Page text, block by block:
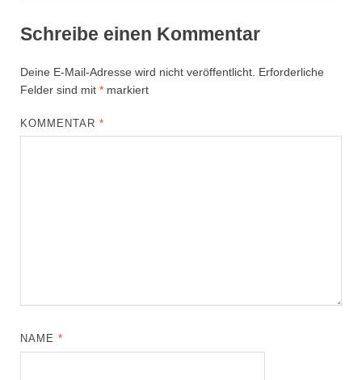
Schreibe einen Kommentar
Deine E-Mail-Adresse wird nicht veröffentlicht. Erforderliche
Felder sind mit * markiert
KOMMENTAR*
NAME*